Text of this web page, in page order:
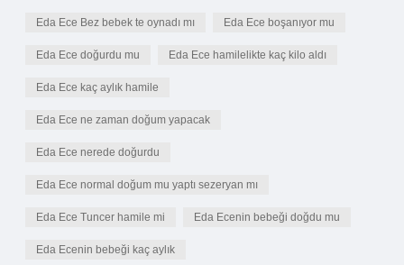
Eda Ece Bez bebek te oynadı mı Eda Ece boşanıyor mu
Eda Ece doğurdu mu Eda Ece hamilelikte kaç kilo aldı
Eda Ece kaç aylık hamile
Eda Ece ne zaman doğum yapacak
Eda Ece nerede doğurdu
Eda Ece normal doğum mu yaptı sezeryan mı
Eda Ece Tuncer hamile mi Eda Ecenin bebeği doğdu mu
Eda Ecenin bebeği kaç aylık